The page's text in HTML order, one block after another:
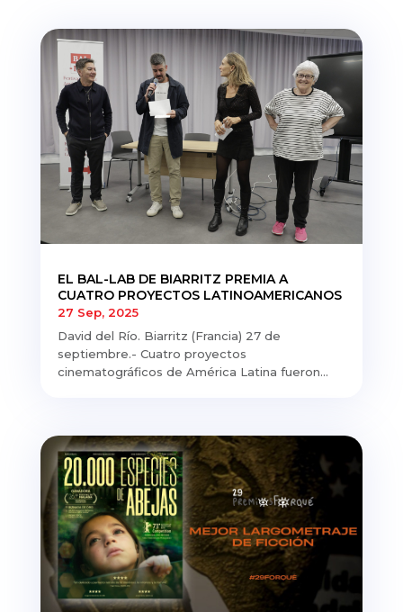
EL BAL-LAB DE BIARRITZ PREMIA A
CUATRO PROYECTOS LATINOAMERICANOS
27 Sep, 2025
David del Río. Biarritz (Francia) 27 de
septiembre.- Cuatro proyectos
cinematográficos de América Latina fueron...